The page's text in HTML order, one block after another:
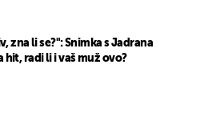
zna li se?": Snimka s Jadrana
hit, radi li i vaš muž ovo?